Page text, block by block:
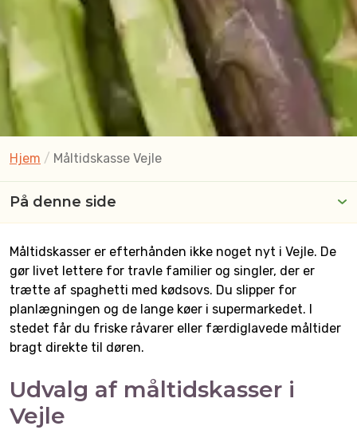
Hjem / Måltidskasse Vejle
På denne side
Måltidskasser er efterhånden ikke noget nyt i Vejle. De
gør livet lettere for travle familier og singler, der er
trætte af spaghetti med kødsovs. Du slipper for
planlægningen og de lange køer i supermarkedet. I
stedet får du friske råvarer eller færdiglavede måltider
bragt direkte til døren.
Udvalg af måltidskasser i
Vejle